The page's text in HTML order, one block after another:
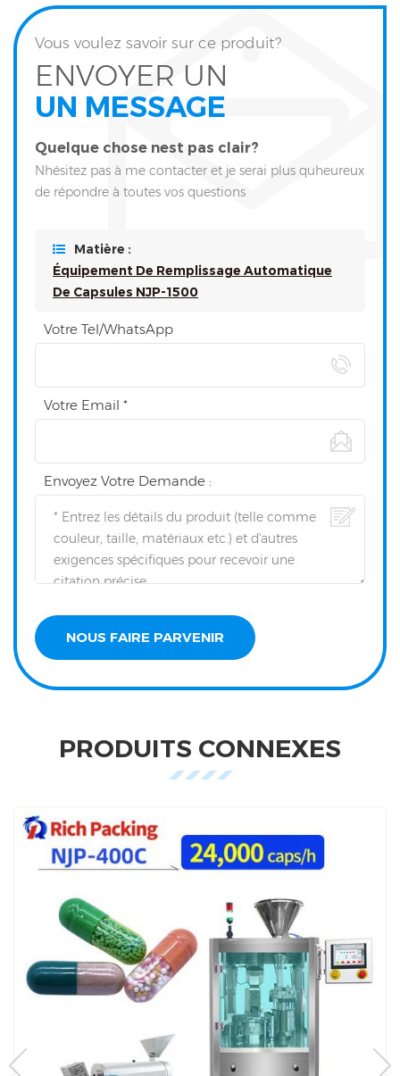
Vous voulez savoir sur ce produit?
ENVOYER UN
UN MESSAGE
Quelque chose nest pas clair?
Nhésitez pas à me contacter et je serai plus quheureux
de répondre à toutes vos questions
Matière :
Équipement De Remplissage Automatique
De Capsules NJP-1500
Votre Tel/WhatsApp
Votre Email *
Envoyez Votre Demande :
PRODUITS CONNEXES